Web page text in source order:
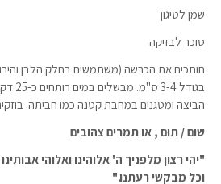
שמן לטיגון
סוכר לבזיקה
חותכים את הכרשה (משתמשים בחלק הלבן
הביצה ומטגנים במחבת קטנה כמו חביתה.
שום / תוּם , או תמרים צהובים
"יהי רצון מלפניך ה' אלוהינו ואלוהי אבותינו
וכל מבקשי רעתנו."